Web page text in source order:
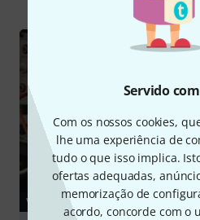
Servido
Com os nossos cookies,
lhe uma experiência de
tudo o que isso implica.
ofertas adequadas,
memorização de
acordo, concorde com o
VÍDEO